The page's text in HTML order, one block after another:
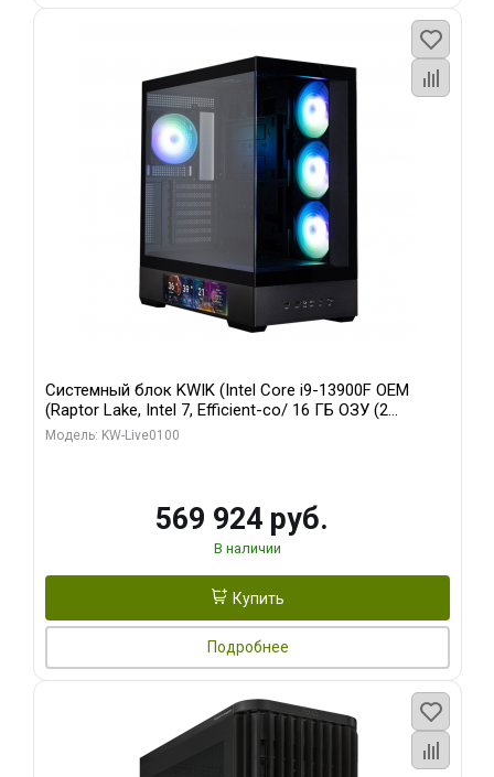
Системный блок KWIK (Intel Core i9-13900F OEM
(Raptor Lake, Intel 7, Efficient-co/ 16 ГБ ОЗУ (2
модуля)/ Afox RTX4090 24GB GDDR6X 384-Bit 3xDP
Модель: KW-Live0100
569 924 руб.
В наличии
Купить
Подробнее